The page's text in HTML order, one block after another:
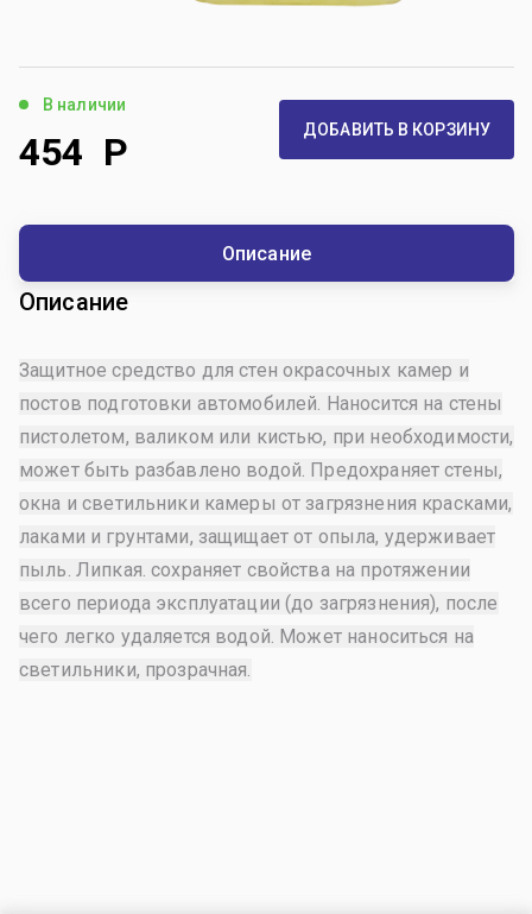
В наличии
454 Р ДОБАВИТЬ В КОРЗИНУ
Описание
Описание
Защитное средство для стен окрасочных камер и
постов подготовки автомобилей. Наносится на стены
пистолетом, валиком или кистью, при необходимости,
может быть разбавлено водой. Предохраняет стены,
окна и светильники камеры от загрязнения красками,
лаками и грунтами, защищает от опыла, удерживает
пыль. Липкая. сохраняет свойства на протяжении
всего периода эксплуатации (до загрязнения), после
чего легко удаляется водой. Может наноситься на
светильники, прозрачная.